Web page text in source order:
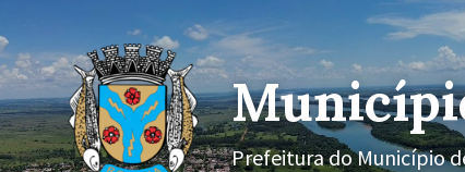
o
conteúdo
a
navegação
principal
o
rodapé
Prefeitura do Município